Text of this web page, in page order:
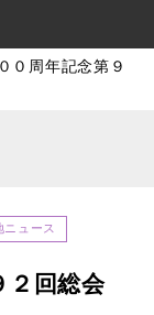
０周年記念第９
ニュース
２回総会